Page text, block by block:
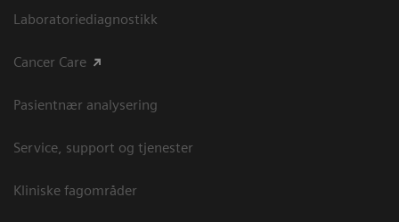
Laboratoriediagnostikk
Cancer Care
Pasientnær analysering
Service, support og tjenester
Kliniske fagområder